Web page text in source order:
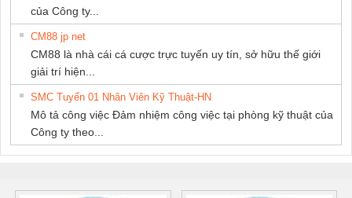
của Công ty...
CM88 jp net
CM88 là nhà cái cá cược trực tuyến uy tín, sở hữu thế giới
giải trí hiện...
SMC Tuyển 01 Nhân Viên Kỹ Thuật-HN
Mô tả công việc Đảm nhiệm công việc tại phòng kỹ thuật của
Công ty theo...